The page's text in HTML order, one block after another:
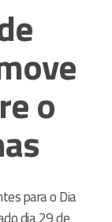
o
para o Dia